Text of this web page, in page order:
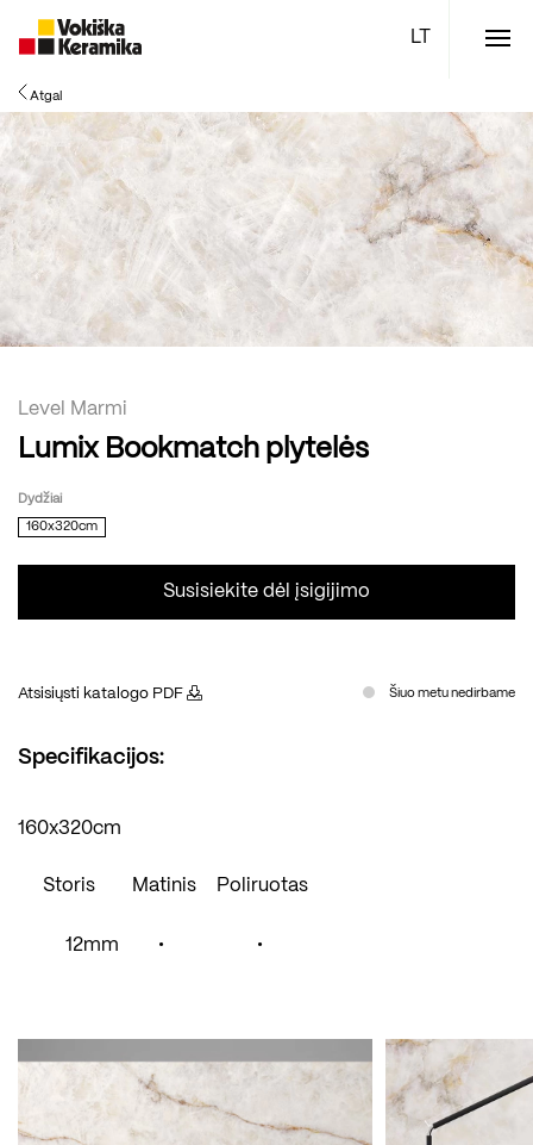
Atgal
Level Marmi
Lumix Bookmatch plytelės
Dydžiai
160x320cm
Susisiekite dėl įsigijimo
Atsisiųsti katalogo PDF Šiuo metu nedirbame
Specifikacijos:
160x320cm
Storis Matinis Poliruotas
12mm • •
Meniu
Plytelės
Vonios kambario įranga
Boen parketlentės
Specialūs pasiūlymai TOP